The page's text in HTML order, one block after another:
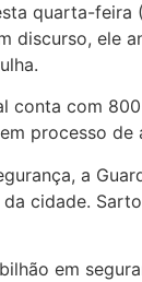
quarta-feira
discurso, ele
conta com
processo
a
cidade.
em